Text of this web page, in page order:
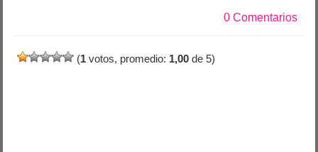
0 Comentarios
(1 votos, promedio: 1,00 de 5)